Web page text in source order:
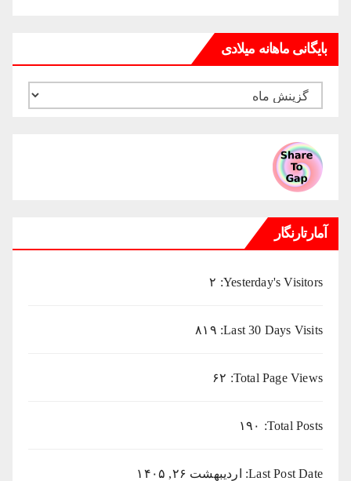
بایگانی ماهانه میلادی
بایگانی
میلادی
آمارتارنگار
Yesterday's Visitors: ۲
Last 30 Days Visits: ۸۱۹
Total Page Views: ۶۲
Total Posts: ۱۹۰
Last Post Date: اردیبهشت ۲۶, ۱۴۰۵